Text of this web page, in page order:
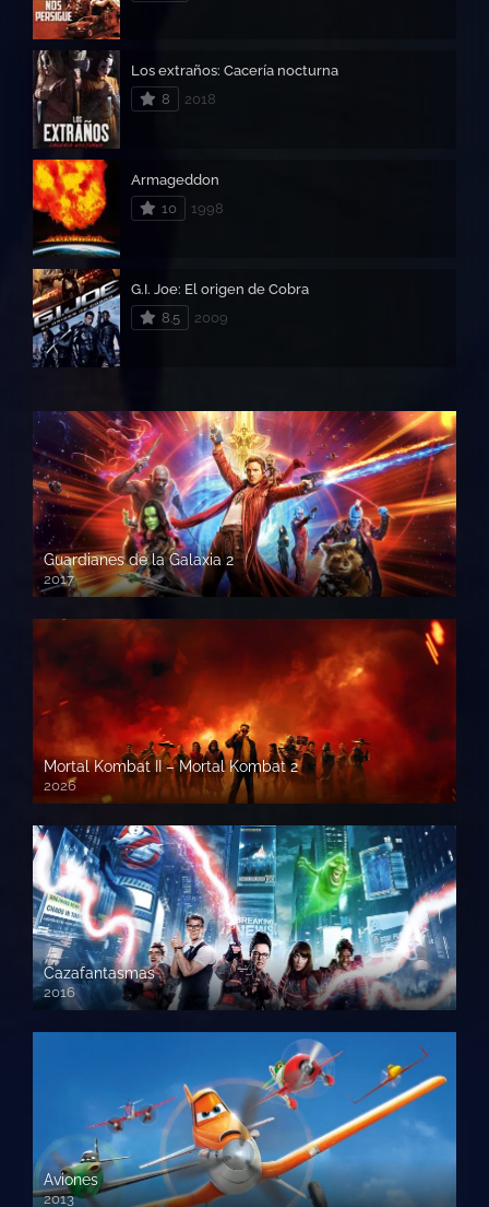
Los extraños: Cacería nocturna
8
2018
Armageddon
10
1998
G.I. Joe: El origen de Cobra
8.5
2009
Guardianes de la Galaxia 2
2017
720p HD
Mortal Kombat II – Mortal Kombat 2
2026
1080p HD
Cazafantasmas
2016
720p HD
Aviones
2013